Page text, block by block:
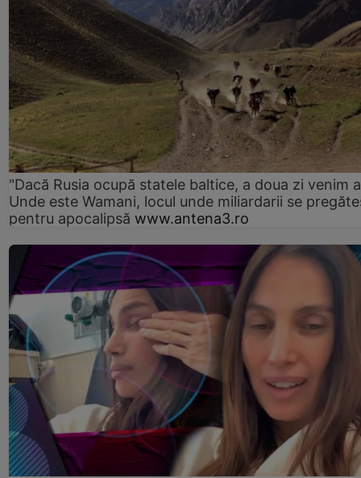
"Dacă Rusia ocupă statele baltice, a doua zi venim
Unde este Wamani, locul unde miliardarii se
pentru apocalipsă www.antena3.ro